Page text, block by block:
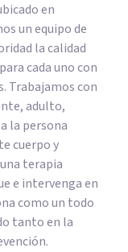
en
un equipo de
la calidad
cada uno con
Trabajamos con
adulto,
la persona
cuerpo y
terapia
e intervenga en
como un todo
tanto en la